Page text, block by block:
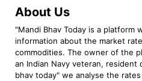
About Us
"Mandi Bhav Today is a platform
information about the market
commodities. The owner of the
an Indian Navy veteran, resident
bhav today" we analyse the